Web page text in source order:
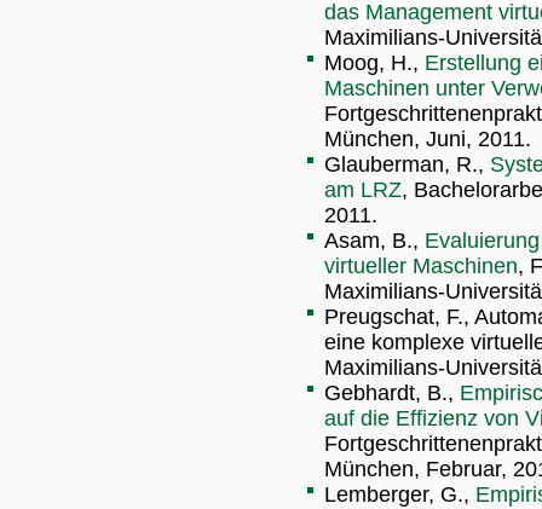
das Management
Maximilians-
Moog, H., Erstellung
Maschinen unter
München, Juni, 2011.
Glauberman, R.,
am LRZ,
2011.
Asam, B.,
virtueller Maschinen,
Maximilians-
Preugschat, F.,
eine komplexe
Maximilians-
Gebhardt, B.,
auf die Effizienz von
München, Februar,
Lemberger, G.,